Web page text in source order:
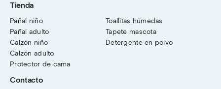
Tienda
Pañal niño
Pañal adulto
Calzón niño
Calzón adulto
Protector de cama
Toallitas húmedas
Tapete mascota
Detergente en polvo
Contacto